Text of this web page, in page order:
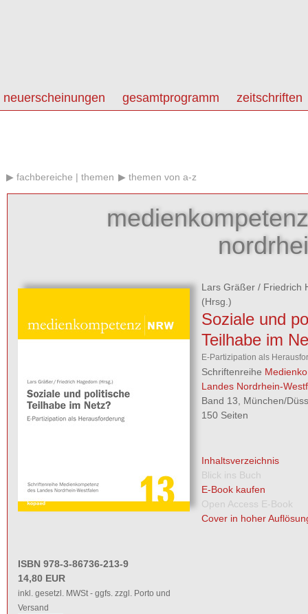
neuerscheinungen gesamtprogramm zeitschriften
fachbereiche | themen themen von a-z
Lars Gräßer/ Friedrich
(Hrsg.)
Soziale und
Teilhabe im
E-Partizipation als
Schriftenreihe
Landes Nordrhein-
Band 13, München/
150 Seiten
Inhaltsverzeichnis
Blick ins Buch
E-Book kaufen
Open Access E-Book
Cover in hoher
ISBN 978-3-86736-213-9
14,80 EUR
inkl. gesetzl. MWSt - ggfs. zzgl. Porto und
Versand